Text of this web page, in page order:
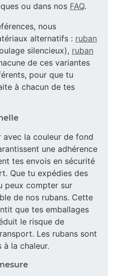
ou dans nos FAQ.
nous
alternatifs : ruban
silencieux), ruban
de ces variantes
pour que tu
à chacun de tes
avec la couleur de fond
une adhérence
tes envois en sécurité
Que tu expédies des
peux compter sur
de nos rubans. Cette
que tes emballages
le risque de
Les rubans sont
la chaleur.